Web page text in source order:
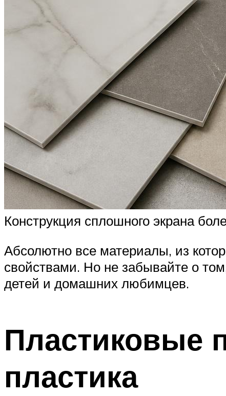
Конструкция сплошного экрана
Абсолютно все материалы, из
свойствами. Но не забывайте о
детей и домашних любимцев.
Пластиковые
пластика